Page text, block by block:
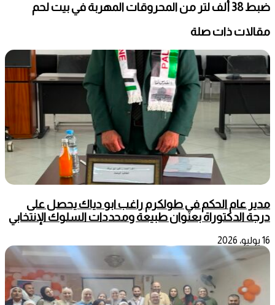
ضبط 38 ألف لتر من المحروقات المهربة في بيت لحم
مقالات ذات صلة
مدير عام الحكم في طولكرم راغب ابو دياك يحصل على
درجة الدكتوراة بعنوان طبيعة ومحددات السلوك الإنتخابي
16 يوليو، 2026